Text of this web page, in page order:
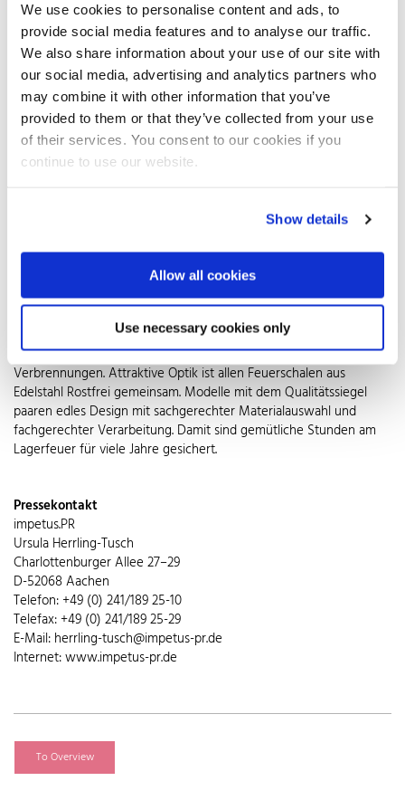
We use cookies to personalise content and ads, to
provide social media features and to analyse our traffic.
We also share information about your use of our site with
our social media, advertising and analytics partners who
may combine it with other information that you’ve
provided to them or that they’ve collected from your use
of their services. You consent to our cookies if you
continue to use our website.
Show details
Allow all cookies
Use necessary cookies only
ausreichenden Abstand zum Boden gewährleistet. Wichtig ist,
dass auch die Füße und Halterungen der Feuerstelle aus
nichtrostendem Stahl sind, damit sie auf empfindlichen Flächen
keine unschönen Rostflecke hinterlassen. Feuerschalen aus
Edelstahl Rostfrei lassen sich zudem ganz einfach reinigen und
trotzen dauerhaft Wind und Wetter. Ihre robuste Widerstandskraft
bewahrt sie auch vor Beulen und hält der Hitze des Feuers lange
Jahre stand. So setzen sie auch in unbenutztem Zustand attraktive
Akzente in der heimischen Freizeitoase.
Zubehör. Nicht fehlen sollte ein Schürhaken aus Edelstahl, um die
zum Grillen benutzen möchte, sollte auf einen Grilleinsatz achten.
Wird die Schale nur bei Bedarf im Freien aufgestellt, sind leichtere,
platzsparende Konstruktionen aus Edelstahl Rostfrei ideal. Für den
Außenschale zur Verfügung. Während die innere das Feuer
ebenso sicher wie dekorativ aufnimmt, schützt die äußere vor
Verbrennungen. Attraktive Optik ist allen Feuerschalen aus
Edelstahl Rostfrei gemeinsam. Modelle mit dem Qualitätssiegel
paaren edles Design mit sachgerechter Materialauswahl und
fachgerechter Verarbeitung. Damit sind gemütliche Stunden am
Lagerfeuer für viele Jahre gesichert.
Pressekontakt
impetus.PR
Ursula Herrling-Tusch
Charlottenburger Allee 27–29
D-52068 Aachen
Telefon: +49 (0) 241/189 25-10
Telefax: +49 (0) 241/189 25-29
E-Mail: herrling-tusch@impetus-pr.de
Internet: www.impetus-pr.de
To Overview